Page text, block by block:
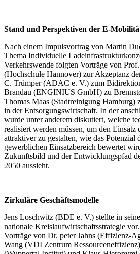
Stand und Perspektiven der E-
Nach einem Impulsvortrag von Martin
Thema Individuelle
Verkehrswende folgten Vorträge von
(Hochschule Hannover) zur Akzeptanz
C. Trümper (ADAC e. V.) zum
Brandau (ENGINIUS GmbH) zu
Thomas Maas (Stadtreinigung Hamburg)
in der Entsorgungswirtschaft. In der
wurde unter anderem diskutiert, welche
realisiert werden müssen, um den
attraktiver zu gestalten, wie das
gewerblichen Einsatzbereich bewertet
Zukunftsbild und der Entwicklungspfad
2050 aussieht.
Zirkuläre Geschäftsmodelle
Jens Loschwitz (BDE e. V.) stellte in
nationale Kreislaufwirtschaftsstrategie
Vorträge von Dr. peter Jahns (Effizienz-
Wang (VDI Zentrum